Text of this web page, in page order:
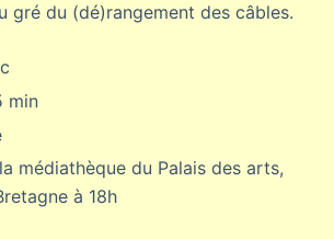
gré du (dé)rangement des câbles.
min
médiathèque du Palais des arts,
à 18h